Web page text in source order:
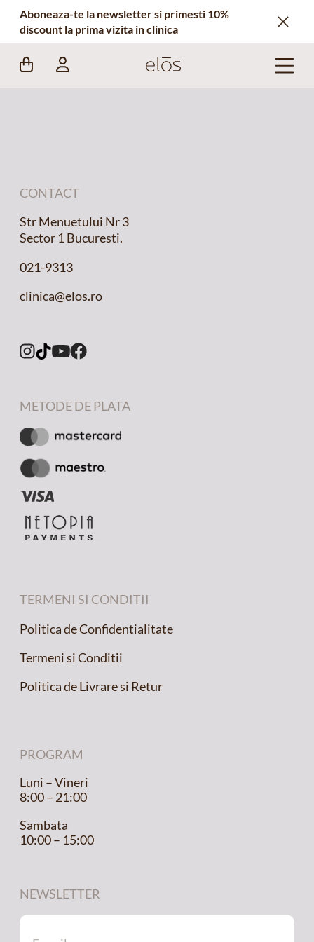
Aboneaza-te la newsletter si primesti 10%
discount la prima vizita in clinica
CONTACT
Str Menuetului Nr 3
Sector 1 Bucuresti.
021-9313
clinica@elos.ro
METODE DE PLATA
TERMENI SI CONDITII
Politica de Confidentialitate
Termeni si Conditii
Politica de Livrare si Retur
PROGRAM
Luni – Vineri
8:00 – 21:00
Sambata
10:00 – 15:00
NEWSLETTER